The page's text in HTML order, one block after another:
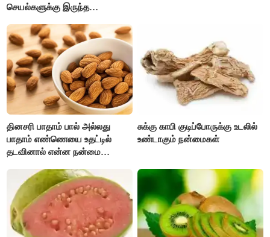
செயல்களுக்கு இருந்த
எதிர்பார்த்த உதவிகள் கிடைக்கும்.
பணவரத்து கூடும்..!
தினசரி பாதாம் பால் அல்லது
பாதாம் எண்ணெயை உதட்டில்
தடவினால் என்ன நன்மை
சுக்கு காபி குடிப்போருக்கு உடலில்
உண்டாகும் நன்மைகள்